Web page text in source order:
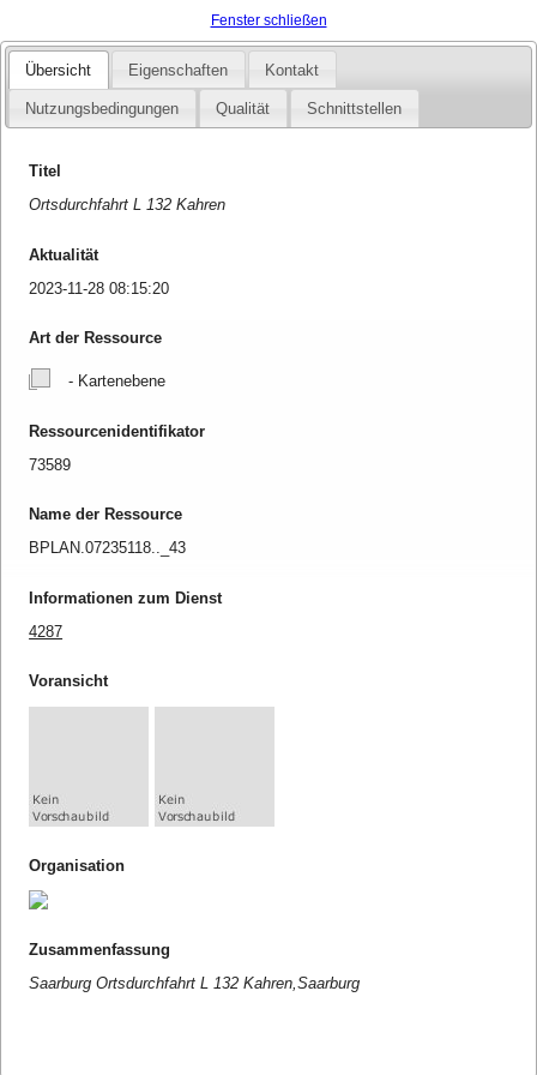
Fenster schließen
Übersicht Eigenschaften Kontakt
Nutzungsbedingungen Qualität Schnittstellen
Titel
Ortsdurchfahrt L 132 Kahren
Aktualität
2023-11-28 08:15:20
Art der Ressource
- Kartenebene
Ressourcenidentifikator
73589
Name der Ressource
BPLAN.07235118.._43
Informationen zum Dienst
4287
Voransicht
Organisation
Zusammenfassung
Saarburg Ortsdurchfahrt L 132 Kahren,Saarburg